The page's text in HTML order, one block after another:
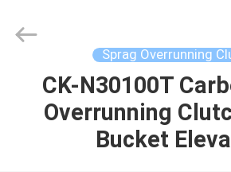
RUMAH
Clutch
Sprag Overrunning
CK-N30100T
Overrunning
Bucket